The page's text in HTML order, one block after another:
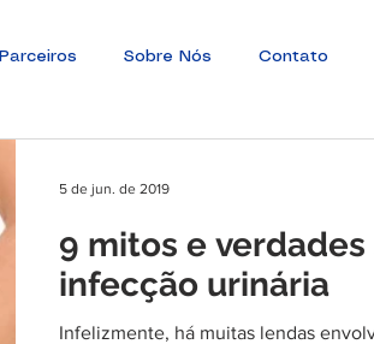
Parceiros Sobre Nós Contato
9 mitos e
infecção urinária
Infelizmente, há muitas lendas
5 de jun. de 2019